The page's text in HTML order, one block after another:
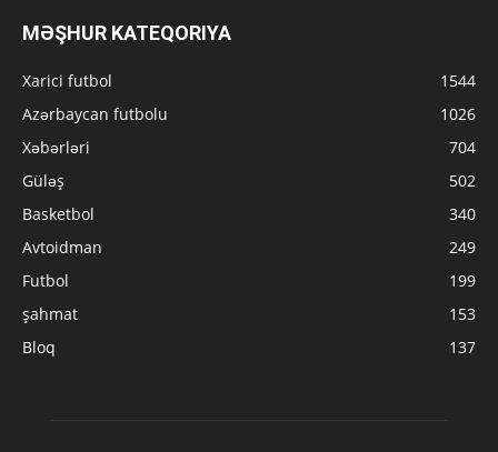
MƏŞHUR KATEQORIYA
Xarici futbol
1544
Azərbaycan futbolu
1026
Xəbərləri
704
Güləş
502
Basketbol
340
Avtoidman
249
Futbol
199
şahmat
153
Bloq
137